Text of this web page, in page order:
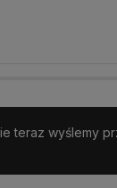
teraz wyślemy